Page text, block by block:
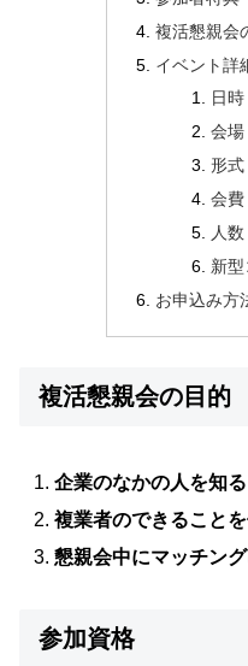
複活懇親会
イベント詳
日時
会場
形式
会費
人数
新
お申込み方
複活懇親会の目的
企業のなかの人を知る
複業者のできること
懇親会中にマッチン
参加資格